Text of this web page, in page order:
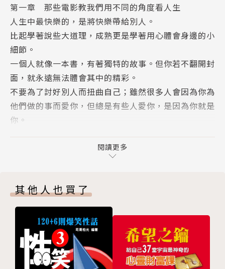
二○一二年成立至今，一路以來我們從「那些電影教我
的事」所獲得的，不是Facebook上六十幾萬的粉絲，
或是Instagram上三十幾萬的追蹤者這些數字，我們真
正學習到的是──
只要有夢，只要敢追，就沒有什麼不可能的事。
這真的是一段非常奇妙的旅程。
如果有人在三年前說，我們會因為分享看電影的心得而
擁有超過100萬的粉絲，我們一定會跟他說：「神經
電影，寫了3000篇文章。
事投射到你的人生中，讓你變得更強壯、活得更自在，
那就是──我們想要的事。
那些兩個人一起看的電影
那些一個人看的電影
還有那些你錯過還沒看的電影
第一章 那些電影教我們用不同的角度看人生
人生中最快樂的，是將快樂帶給別人。
比起學著說些大道理，成熟更是學著用心體會身邊的小
細節。
一個人就像一本書，有著獨特的故事。但你若不翻開封
面，就永遠無法體會其中的精彩。
不要為了討好別人而扭曲自己；雖然很多人會因為你為
他們做的事而愛你，但總是有些人愛你，是因為你就是
你。
別去煩惱那些在你背後議論的人。他們會走在你後面，
耐心不是讓你空等，而是要你在等待時堅守你的信念。
成功除了勇敢、堅持不懈外，更需要方向。
沒有無法達成的夢想，只有太早放棄的自己。
只要跟朋友在一起，傷痛就會少點，歡笑就會多點，人
生就會快樂點。
沒有誰能夠永遠傷害你；當你懂得放下時，傷就開始癒
閱讀更多
其他人也買了